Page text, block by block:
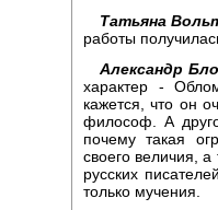
Татьяна
работы
Александр
характер -
кажется, что он
философ. А
почему такая
своего величия,
русских
только мучения.